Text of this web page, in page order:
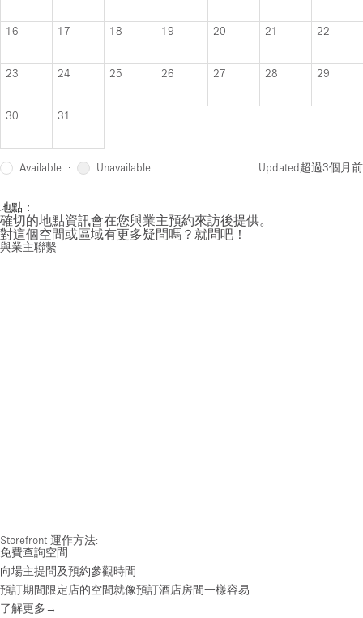
16 17 18 19 20 21 22
23 24 25 26 27 28 29
30 31
Available · Unavailable Updated超過3個月前
地點：
確切的地點資訊會在您與業主預約來訪後提供。
對這個空間或區域有更多疑問嗎？就問吧！
與業主聯繫
Storefront 運作方法:
免費查詢空間
向場主提問及預約參觀時間
預訂期間限定店的空間就像預訂酒店房間一樣容易
了解更多→